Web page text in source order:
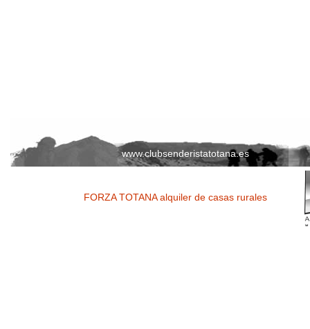
www.clubsenderistatotana.es
FORZA TOTANA alquiler de casas rurales